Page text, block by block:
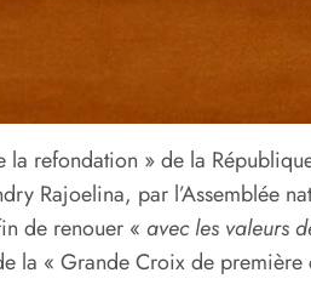
refondation » de la
Rajoelina, par l’Assemblée
de renouer « avec les valeurs
la « Grande Croix de